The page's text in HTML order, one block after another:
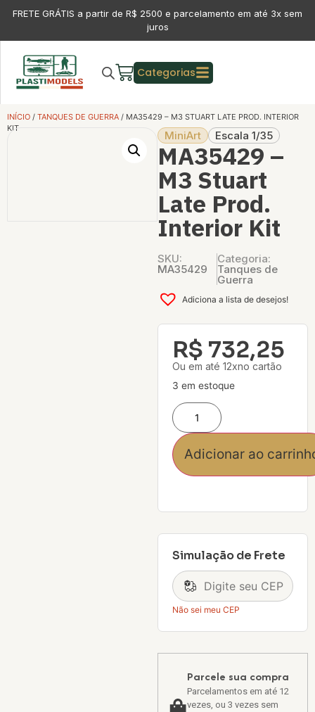
FRETE GRÁTIS a partir de R$ 2500 e parcelamento em até 3x sem
juros
Categorias
INÍCIO / TANQUES DE GUERRA / MA35429 – M3 STUART LATE PROD. INTERIOR
KIT
MiniArt Escala 1/35
MA35429 –
M3 Stuart
Late Prod.
Interior Kit
SKU:
MA35429
Categoria:
Tanques de
Guerra
Adiciona a lista de desejos!
R$ 732,25
Ou em até 12xno cartão
3 em estoque
Adicionar ao
Simulação de Frete
Não sei meu CEP
Parcele sua compra
Parcelamentos em até 12
vezes, ou 3 vezes sem